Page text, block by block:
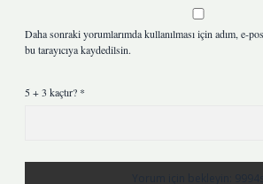
Daha sonraki yorumlarımda kullanılması için adım, e-
bu tarayıcıya kaydedilsin.
5 + 3 kaçtır? *